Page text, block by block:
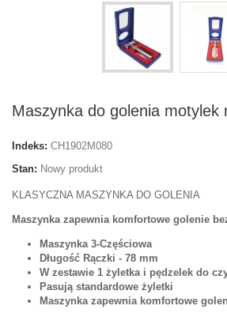
Maszynka do golenia motylek
Indeks: CH1902M080
Stan: Nowy produkt
KLASYCZNA MASZYNKA DO GOLENIA
Maszynka zapewnia komfortowe golenie
Maszynka 3-Częściowa
Długość Rączki - 78 mm
W zestawie 1 żyletka i pędzelek do
Pasują standardowe żyletki
Maszynka zapewnia komfortowe